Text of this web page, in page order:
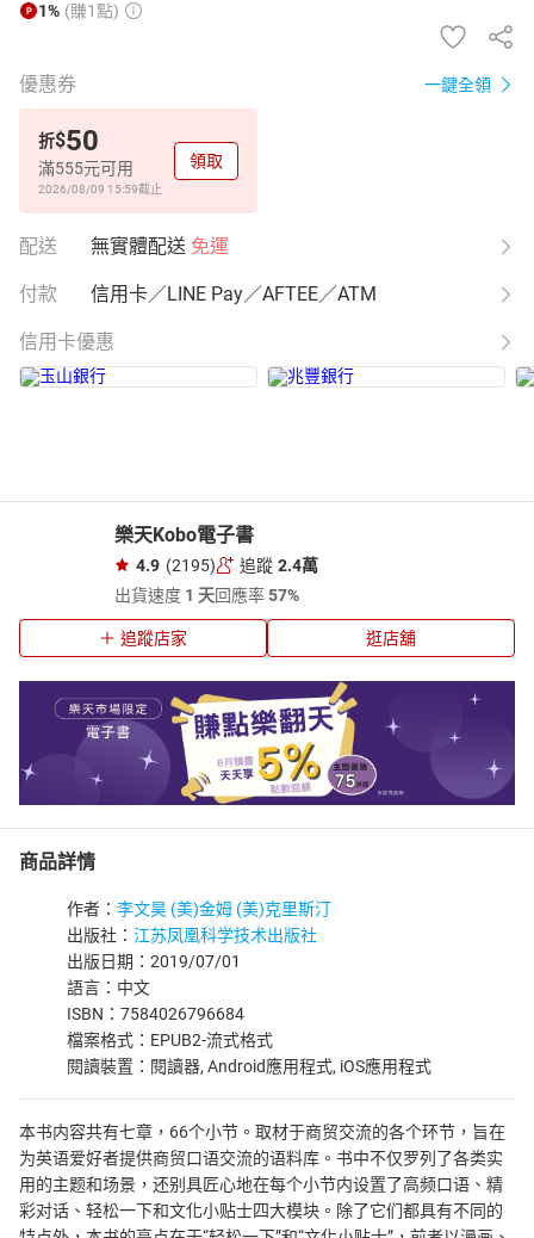
1% (賺1點)
優惠券 一鍵全領
折$50
滿555元可用
2026/08/09 15:59截止
領取
配送 無實體配送 免運
付款 信用卡／LINE Pay／AFTEE／ATM
信用卡優惠
樂天Kobo電子書
4.9 (2195) 追蹤 2.4萬
出貨速度 1 天回應率57%
追蹤店家 逛店舖
商品詳情
作者： 李文昊 (美)金姆 (美)克里斯汀
出版社： 江苏凤凰科学技术出版社
出版日期：2019/07/01
語言：中文
ISBN：7584026796684
檔案格式：EPUB2-流式格式
閱讀裝置：閱讀器, Android應用程式, iOS應用程式
本书内容共有七章，66个小节。取材于商贸交流的各个环节，旨在
为英语爱好者提供商贸口语交流的语料库。书中不仅罗列了各类实
用的主题和场景，还别具匠心地在每个小节内设置了高频口语、精
彩对话、轻松一下和文化小贴士四大模块。除了它们都具有不同的